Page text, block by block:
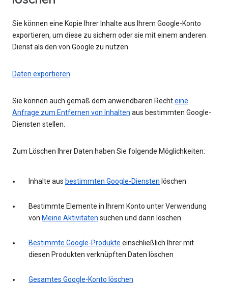
Sie können eine Kopie Ihrer Inhalte aus Ihrem Google-Konto
exportieren, um diese zu sichern oder sie mit einem anderen
Dienst als den von Google zu nutzen.
Daten exportieren
Sie können auch gemäß dem anwendbaren Rechteine
Anfrage zum Entfernen von Inhalten aus bestimmten Google-
Diensten stellen.
Zum Löschen Ihrer Daten haben Sie folgende Möglichkeiten:
Inhalte aus bestimmten Google-Diensten löschen
Bestimmte Elemente in Ihrem Konto unter Verwendung
von Meine Aktivitäten suchen und dann löschen
Bestimmte Google-Produkte einschließlich Ihrer mit
diesen Produkten verknüpften Daten löschen
Gesamtes Google-Konto löschen